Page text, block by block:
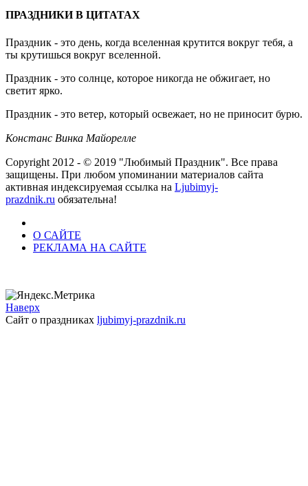
ПРАЗДНИКИ В ЦИТАТАХ
Праздник - это день, когда вселенная крутится вокруг тебя, а
ты крутишься вокруг вселенной.
Праздник - это солнце, которое никогда не обжигает, но
светит ярко.
Праздник - это ветер, который освежает, но не приносит бурю.
Констанс Винка Майорелле
Copyright 2012 - © 2019 "Любимый Праздник". Все права
защищены. При любом упоминании материалов сайта
активная индексируемая ссылка на Ljubimyj-
prazdnik.ru обязательна!
О САЙТЕ
РЕКЛАМА НА САЙТЕ
Наверх
Сайт о праздниках ljubimyj-prazdnik.ru